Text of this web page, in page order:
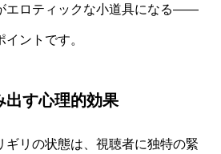
エロティックな小道具になる――
ントです。
出す心理的効果
ギリの状態は、視聴者に独特の緊